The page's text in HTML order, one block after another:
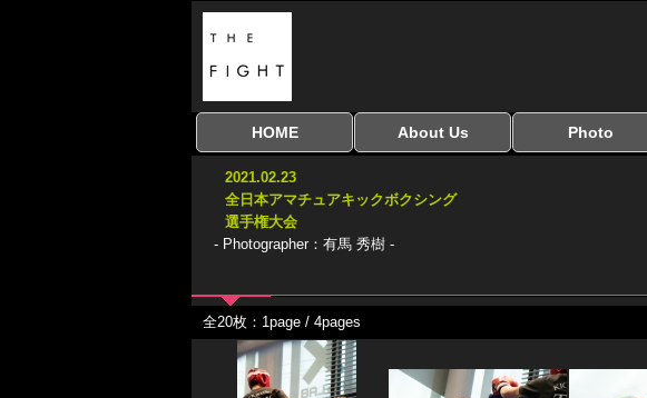
HOME
全興行を表示
ナイスミドル
アマチュアキック
協議会
全日本学生キック
建武館キッズ大会
Bigbang
おやじファイト
About Us Photo
2021.02.23
全日本アマチュアキックボクシング
選手権大会
- Photographer：有馬 秀樹 -
全20枚：1page / 4pages